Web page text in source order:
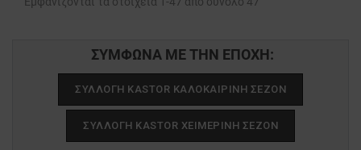
ΣΥΜΦΩΝΑ ΜΕ ΤΗΝ ΕΠΟΧΗ:
ΣΥΛΛΟΓΉ KASTOR ΚΑΛΟΚΑΙΡΙΝΉ ΣΕΖΌΝ
ΣΥΛΛΟΓΉ KASTOR ΧΕΙΜΕΡΙΝΉ ΣΕΖΌΝ